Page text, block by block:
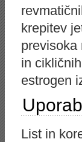
krepitev
previsoka
in
estrogen
List in